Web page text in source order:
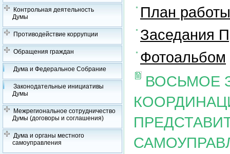
Контрольная деятельность
Думы
Противодействие коррупции
Обращения граждан
Дума и Федеральное Собрание
Законодательные инициативы
Думы
Межрегиональное сотрудничество
Думы (договоры и соглашения)
Дума и органы местного
самоуправления
План
Заседания
Фотоальбом
ВОСЬМОЕ